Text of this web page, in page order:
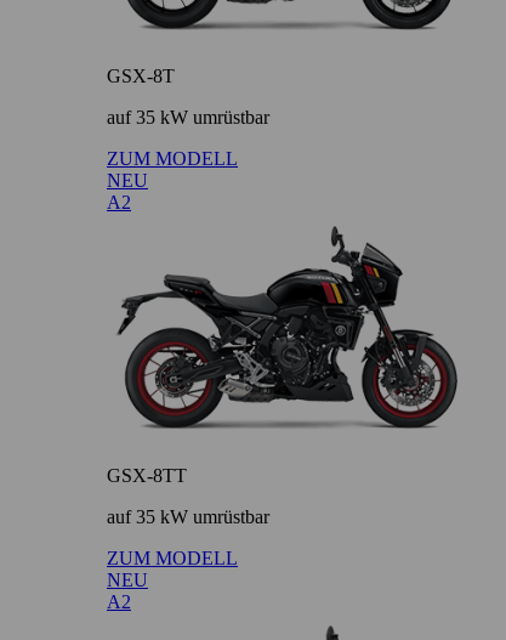
GSX-8T
auf 35 kW umrüstbar
ZUM MODELL
NEU
A2
GSX-8TT
auf 35 kW umrüstbar
ZUM MODELL
NEU
A2